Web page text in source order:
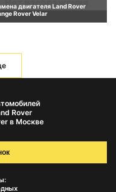
двигателя Land Rover
Rover Velar
Rover
в Москве